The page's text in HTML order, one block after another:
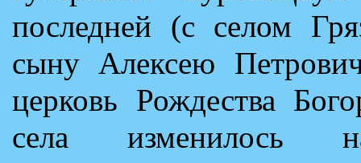
последней (с селом
сыну Алексею
церковь Рождества
села изменилось